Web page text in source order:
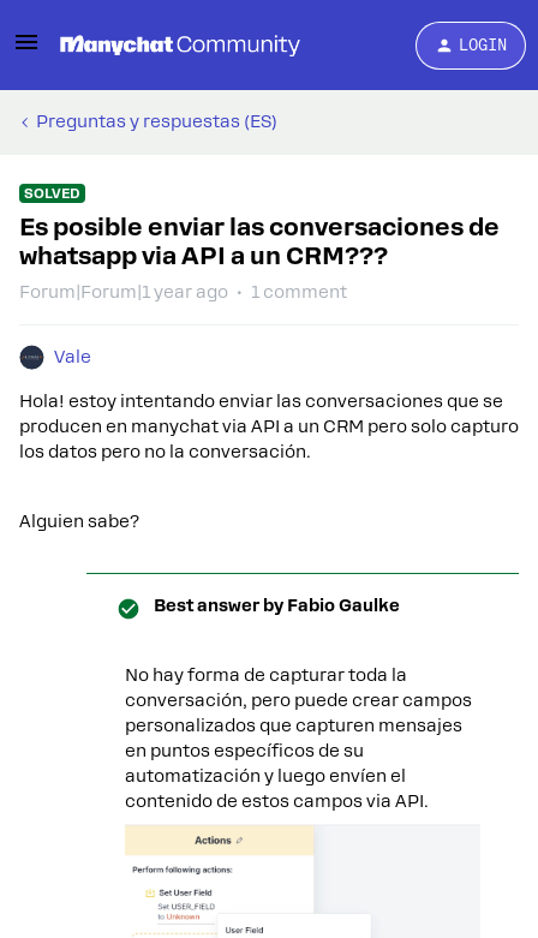
LOGIN
Preguntas y respuestas (ES)
SOLVED
Es posible enviar las conversaciones de
whatsapp via API a un CRM???
Forum|Forum|1 year ago 1 comment
Vale
Hola! estoy intentando enviar las conversaciones que se
producen en manychat via API a un CRM pero solo capturo
los datos pero no la conversación.
Alguien sabe?
Best answer by Fabio Gaulke
No hay forma de capturar toda la
conversación, pero puede crear campos
personalizados que capturen mensajes
en puntos específicos de su
automatización y luego envíen el
contenido de estos campos via API.